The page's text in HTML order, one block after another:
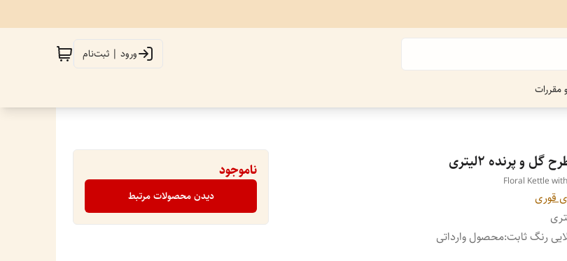
ورود | ثبت‌نام
مقررات
و پرنده 2لیتری
Floral Kettle
قوری
رنگ ثابت:محصول وارداتی
ناموجود
دیدن محصولات مرتبط